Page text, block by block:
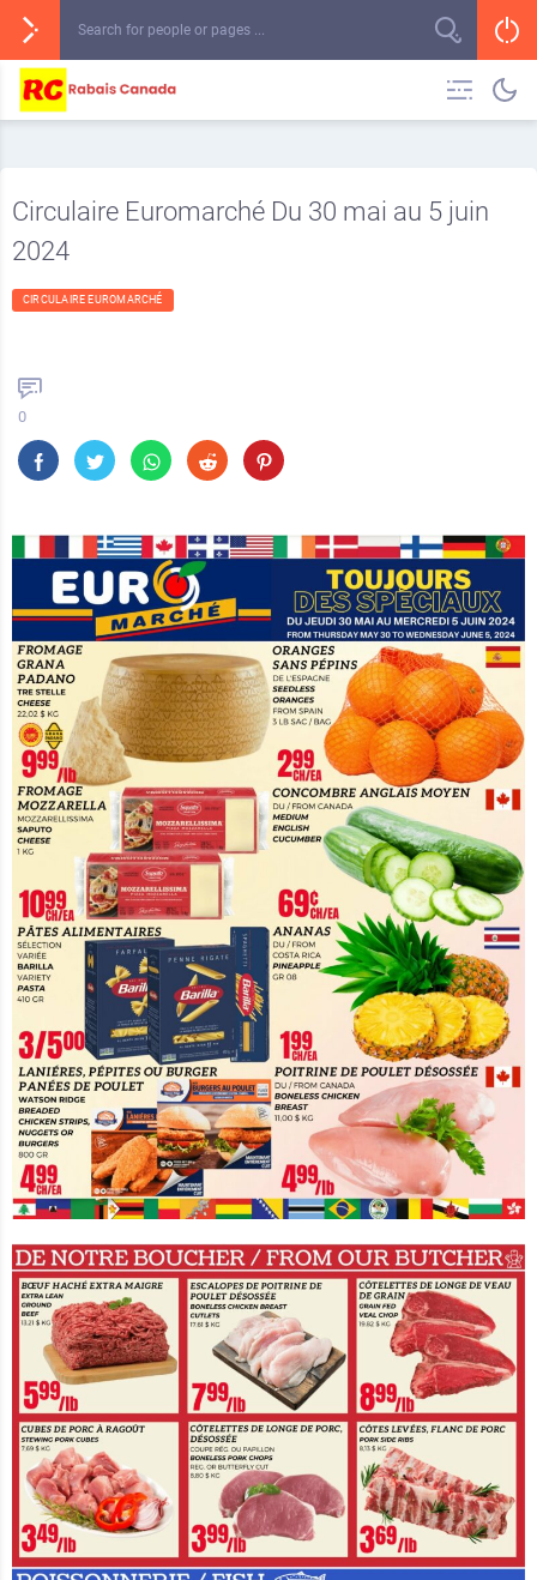
Circulaire Euromarché Du 30 mai au 5 juin
2024
CIRCULAIRE EUROMARCHÉ
0